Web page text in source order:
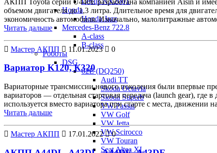
Honda
Honda Jazz
Mercedes-Benz 722.8
A-class
B-class
Роботы
DSG
02E (DQ250)
Audi TT
Skoda Octavia
Skoda Superb
VW Passat
VW Golf
VW Jetta
VW Scirocco
VW Touran
Seat Altea XL
объемом двигателя до 1,3 литра. Длительное время для
экономичность автомобиля. Изначально, малолитражные
Читать дальше
Мастер АКПП 11.01.2023 0
Вариатор K120, К320
Вариаторные трансмиссии нового поколения были впервые
вариаторов — отдельная стартовая передача (launch gear),
используется вместо вариатора при старте с места, движении
Читать дальше
Мастер АКПП 17.01.2022 0